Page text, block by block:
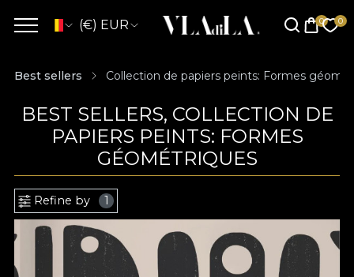
(€) EUR
Best sellers Collection de papiers peints: Formes
BEST SELLERS, COLLECTION DE
PAPIERS PEINTS: FORMES
GÉOMÉTRIQUES
Refine by 1